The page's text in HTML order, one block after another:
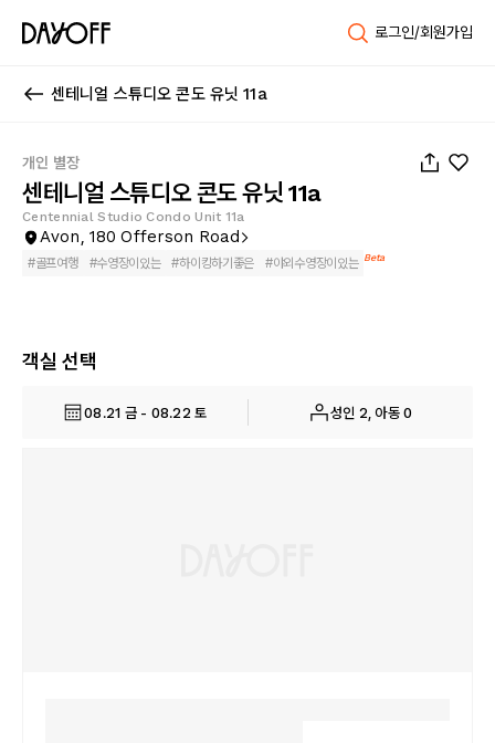
로그인/회원가입
센테니얼 스튜디오 콘도 유닛 11a
개인 별장
센테니얼 스튜디오 콘도 유닛 11a
Centennial Studio Condo Unit 11a
Avon, 180 Offerson Road
#골프여행 #수영장이있는 #하이킹하기좋은 #야외수영장이있는 Beta
객실 선택
08.21 금 - 08.22 토 성인 2, 아동 0